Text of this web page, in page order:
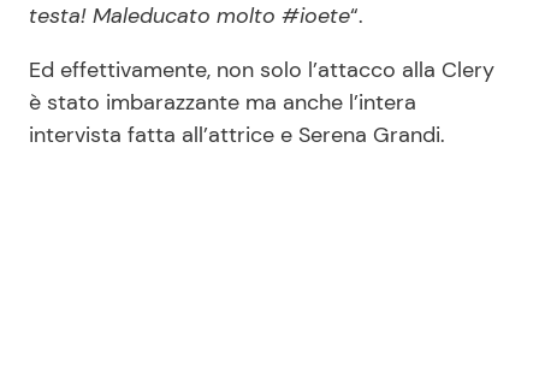
testa! Maleducato molto #ioete“.
Ed effettivamente, non solo l’attacco alla Clery
è stato imbarazzante ma anche l’intera
intervista fatta all’attrice e Serena Grandi.